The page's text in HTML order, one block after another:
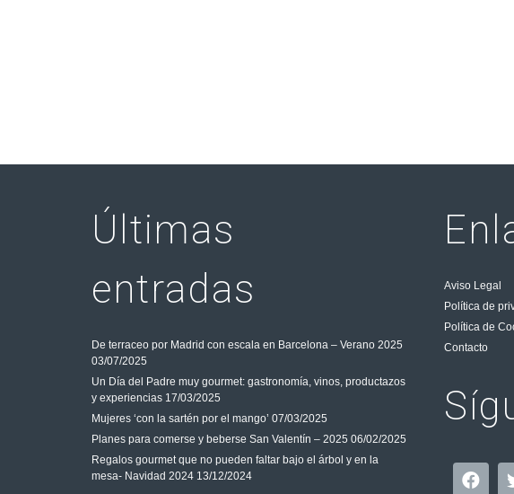
Últimas
entradas
De terraceo por Madrid con escala en Barcelona – Verano 2025
03/07/2025
Un Día del Padre muy gourmet: gastronomía, vinos, productazos
y experiencias 17/03/2025
Mujeres ‘con la sartén por el mango’ 07/03/2025
Planes para comerse y beberse San Valentín – 2025 06/02/2025
Regalos gourmet que no pueden faltar bajo el árbol y en la
mesa- Navidad 2024 13/12/2024
Aviso Legal
Política de
Política de
Contacto